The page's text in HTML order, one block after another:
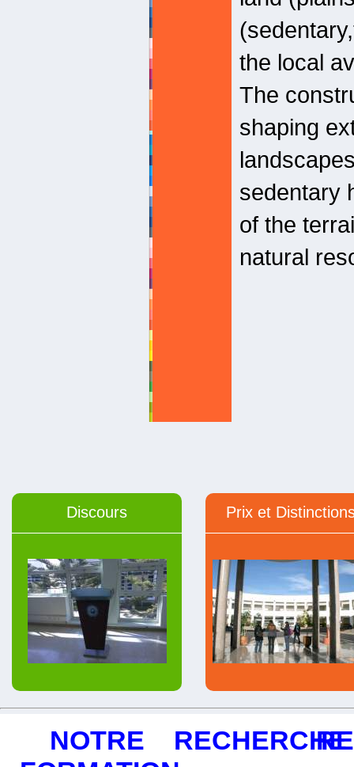
the local
The
shaping
sedentary
of the
natural
Discours Prix et
NOTRE
RECHERCHE